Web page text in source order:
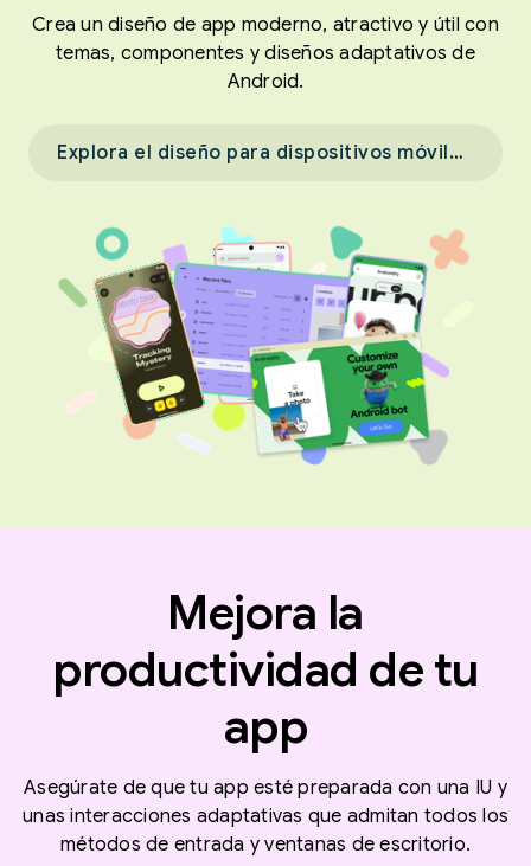
Crea un diseño de app moderno, atractivo y útil con
temas, componentes y diseños adaptativos de
Android.
Explora el diseño para dispositivos móviles →
Mejora la
productividad de tu
app
Asegúrate de que tu app esté preparada con una IU y
unas interacciones adaptativas que admitan todos los
métodos de entrada y ventanas de escritorio.